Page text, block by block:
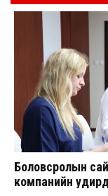
Боловсролын
компанийн